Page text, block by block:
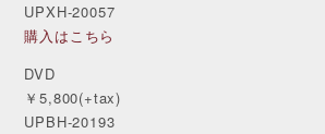
UPXH-20057
購入はこちら
DVD
￥5,800(+tax)
UPBH-20193